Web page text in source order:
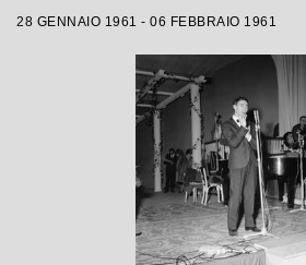
28 GENNAIO 1961 - 06 FEBBRAIO 1961